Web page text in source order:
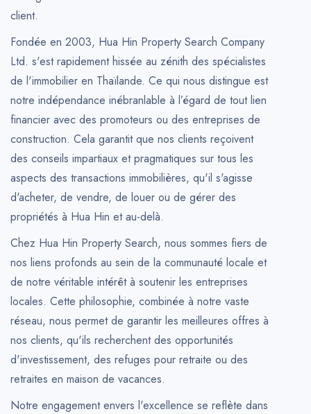
client.
Fondée en 2003, Hua Hin Property Search Company
Ltd. s'est rapidement hissée au zénith des spécialistes
de l'immobilier en Thaïlande. Ce qui nous distingue est
notre indépendance inébranlable à l’égard de tout lien
financier avec des promoteurs ou des entreprises de
construction. Cela garantit que nos clients reçoivent
des conseils impartiaux et pragmatiques sur tous les
aspects des transactions immobilières, qu'il s'agisse
d'acheter, de vendre, de louer ou de gérer des
propriétés à Hua Hin et au-delà.
Chez Hua Hin Property Search, nous sommes fiers de
nos liens profonds au sein de la communauté locale et
de notre véritable intérêt à soutenir les entreprises
locales. Cette philosophie, combinée à notre vaste
réseau, nous permet de garantir les meilleures offres à
nos clients, qu'ils recherchent des opportunités
d'investissement, des refuges pour retraite ou des
retraites en maison de vacances.
Notre engagement envers l'excellence se reflète dans